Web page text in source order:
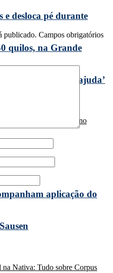
e desloca pé durante
quilos, na Grande
não ter aceitado ajuda’
aplicação do
publicado. Campos obrigatórios